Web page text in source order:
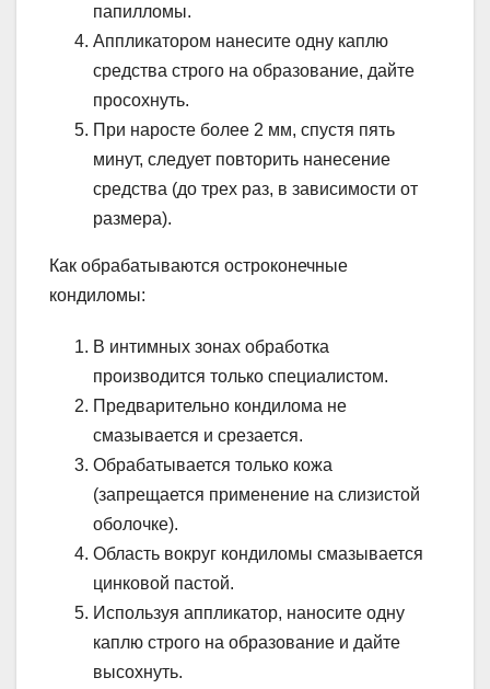
папилломы.
Аппликатором нанесите одну каплю
средства строго на образование, дайте
просохнуть.
При наросте более 2 мм, спустя пять
минут, следует повторить нанесение
средства (до трех раз, в зависимости от
размера).
Как обрабатываются остроконечные
кондиломы:
В интимных зонах обработка
производится только специалистом.
Предварительно кондилома не
смазывается и срезается.
Обрабатывается только кожа
(запрещается применение на слизистой
оболочке).
Область вокруг кондиломы смазывается
цинковой пастой.
Используя аппликатор, наносите одну
каплю строго на образование и дайте
высохнуть.